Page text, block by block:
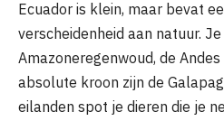
Ecuador is klein, maar bevat
verscheidenheid aan natuur.
Amazoneregenwoud, de
absolute kroon zijn de
eilanden spot je dieren die je